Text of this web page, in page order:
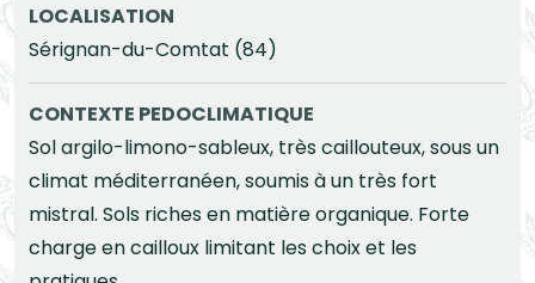
LOCALISATION
Sérignan-du-Comtat (84)
CONTEXTE PEDOCLIMATIQUE
Sol argilo-limono-sableux, très caillouteux, sous un
climat méditerranéen, soumis à un très fort
mistral. Sols riches en matière organique. Forte
charge en cailloux limitant les choix et les